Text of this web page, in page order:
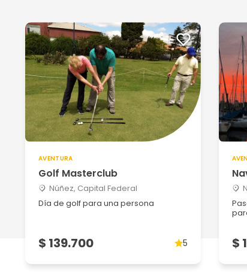
AVENTURA
Golf Masterclub
Núñez, Capital Federal
Día de golf para una persona
$ 139.700 5 $